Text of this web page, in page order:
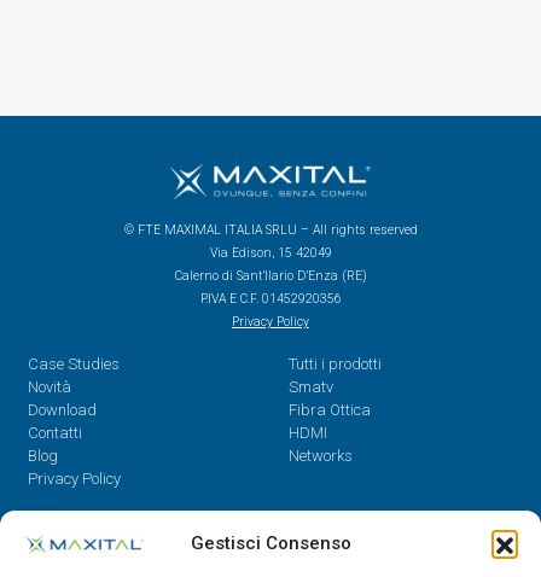
Gestisci Consenso
© FTE MAXIMAL ITALIA SRLU – All rights reserved
Via Edison, 15 42049
Calerno di Sant’Ilario D’Enza (RE)
P.IVA E C.F. 01452920356
Privacy Policy
Case Studies
Novità
Download
Contatti
Blog
Privacy Policy
Tutti i prodotti
Smatv
Fibra Ottica
HDMI
Networks
Contatti